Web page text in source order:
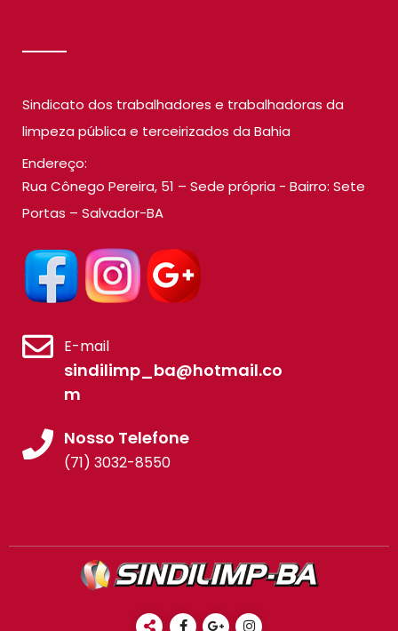
Sindicato dos trabalhadores e trabalhadoras da
limpeza pública e terceirizados da Bahia
Endereço:
Rua Cônego Pereira, 51 – Sede própria - Bairro: Sete
Portas – Salvador-BA
E-mail
sindilimp_ba@hotmail.co
m
Nosso Telefone
(71) 3032-8550